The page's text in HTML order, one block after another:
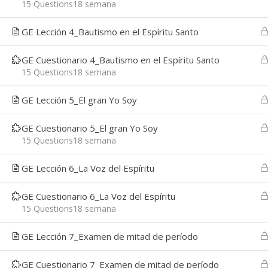
18 semana
15 Questions
GE Lección 4_Bautismo en el Espíritu Santo
GE Cuestionario 4_Bautismo en el Espíritu Santo
18 semana
15 Questions
GE Lección 5_El gran Yo Soy
GE Cuestionario 5_El gran Yo Soy
18 semana
15 Questions
GE Lección 6_La Voz del Espíritu
GE Cuestionario 6_La Voz del Espíritu
18 semana
15 Questions
GE Lección 7_Examen de mitad de período
GE Cuestionario 7_Examen de mitad de período
Centro de Aprendizaje Vida